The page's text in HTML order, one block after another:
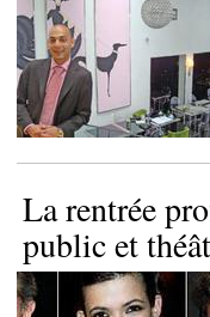
La rentrée
public et